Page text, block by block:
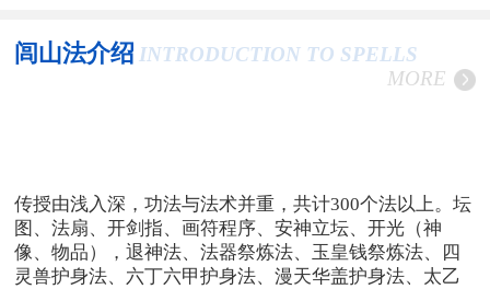
闾山法介绍 INTRODUCTION TO SPELLS
MORE
传授由浅入深，功法与法术并重，共计300个法以上。坛
图、法扇、开剑指、画符程序、安神立坛、开光（神
像、物品），退神法、法器祭炼法、玉皇钱祭炼法、四
灵兽护身法、六丁六甲护身法、漫天华盖护身法、太乙